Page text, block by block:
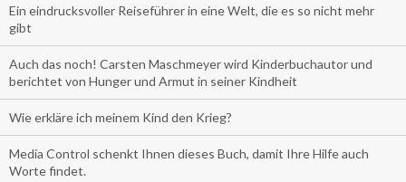
Ein eindrucksvoller Reiseführer in eine Welt, die es so nicht mehr
gibt
Auch das noch! Carsten Maschmeyer wird Kinderbuchautor und
berichtet von Hunger und Armut in seiner Kindheit
Wie erkläre ich meinem Kind den Krieg?
Media Control schenkt Ihnen dieses Buch, damit Ihre Hilfe auch
Worte findet.